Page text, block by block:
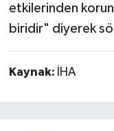
etkilerinden
biridir" diyerek
Kaynak: İHA